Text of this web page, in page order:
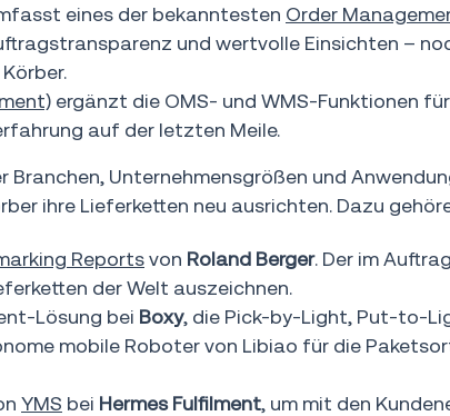
eines der bekanntesten Order
und wertvolle Einsichten –
ergänzt die OMS- und WMS-Funktionen
auf der letzten Meile.
Unternehmensgrößen und
ihre Lieferketten neu ausrichten. Dazu
Reportsvon Roland Berger. Der im
der Welt auszeichnen.
Lösung bei Boxy, die Pick-by-Light, Put-to-
mobile Roboter von Libiao für die
YMS bei Hermes Fulfilment, um mit den